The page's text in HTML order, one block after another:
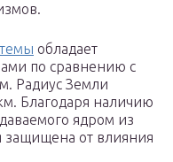
обладает
по сравнению с
Радиус Земли
Благодаря наличию
ядром из
защищена от влияния